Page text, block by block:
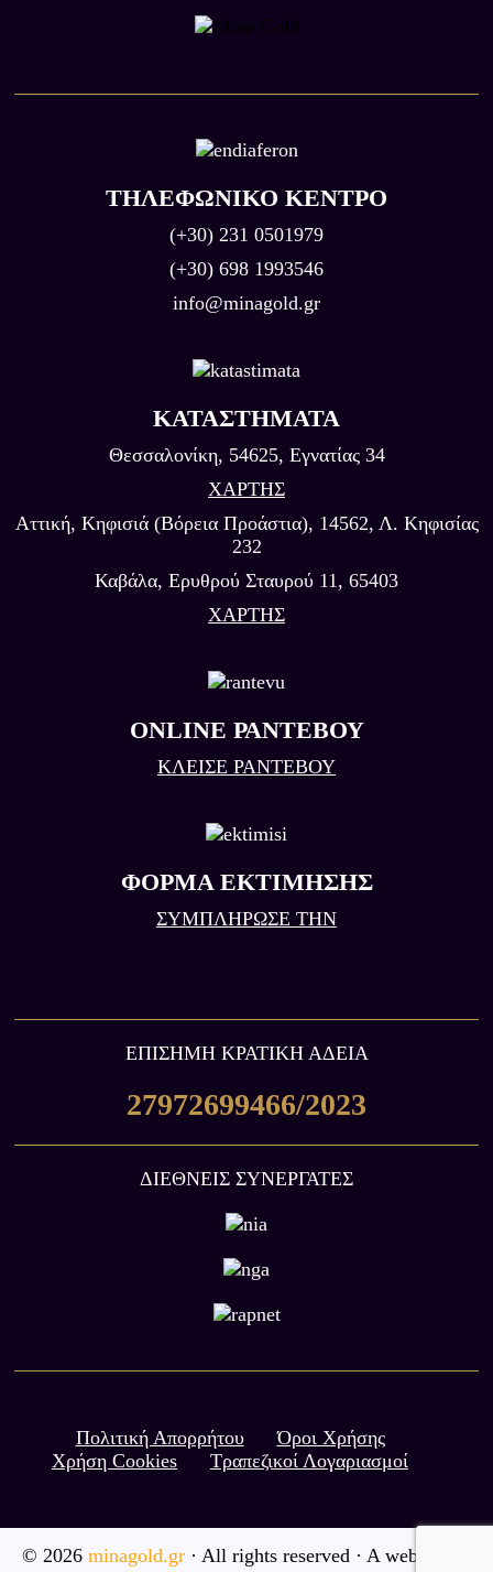
ΤΗΛΕΦΩΝΙΚΟ ΚΕΝΤΡΟ
(+30) 231 0501979
(+30) 698 1993546
info@minagold.gr
ΚΑΤΑΣΤΉΜΑΤΑ
Θεσσαλονίκη, 54625, Εγνατίας 34
ΧΑΡΤΗΣ
Αττική, Κηφισιά (Βόρεια Προάστια), 14562, Λ. Κηφισίας
232
Καβάλα, Eρυθρού Σταυρού 11, 65403
ΧΑΡΤΗΣ
ONLINE ΡΑΝΤΕΒΟΥ
ΚΛΕΙΣΕ ΡΑΝΤΕΒΟΥ
ΦΟΡΜΑ ΕΚΤΙΜΗΣΗΣ
ΣΥΜΠΛΗΡΩΣΕ ΤΗΝ
ΕΠIΣΗΜΗ ΚΡΑΤΙΚΗ ΆΔΕΙΑ
27972699466/2023
ΔΙΕΘΝΕΙΣ ΣΥΝΕΡΓΑΤΕΣ
Πολιτική Απορρήτου
Όροι Χρήσης
Χρήση Cookies
Τραπεζικοί Λογαριασμοί
© 2026 minagold.gr · All rights reserved · A website by